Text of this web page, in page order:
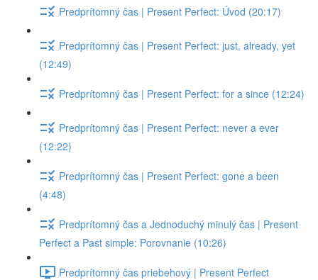
Predprítomný čas | Present Perfect: Úvod (20:17)
Predprítomný čas | Present Perfect: just, already, yet
(12:49)
Predprítomný čas | Present Perfect: for a since (12:24)
Predprítomný čas | Present Perfect: never a ever
(12:22)
Predprítomný čas | Present Perfect: gone a been
(4:48)
Predprítomný čas a Jednoduchý minulý čas | Present
Perfect a Past simple: Porovnanie (10:26)
Predprítomný čas priebehový | Present Perfect